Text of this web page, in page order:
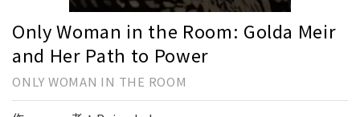
Only Woman in the Room: Golda Meir
and Her Path to Power
ONLY WOMAN IN THE ROOM